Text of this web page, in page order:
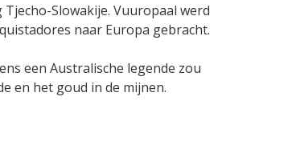
Slowakije. Vuuropaal werd
naar Europa gebracht.
een Australische legende zou
en het goud in de mijnen.